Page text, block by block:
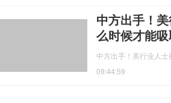
中方出手！
么时候才能
中方出手！美行业人
09:44:59